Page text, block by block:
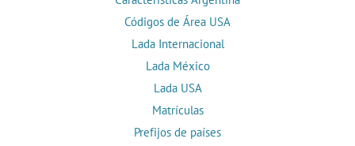
Códigos de Área USA
Lada Internacional
Lada México
Lada USA
Matrículas
Prefijos de países